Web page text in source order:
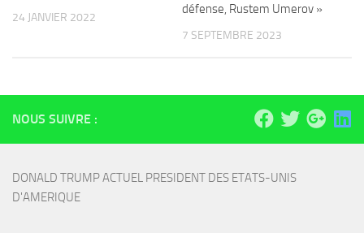
24 JANVIER 2022
défense, Rustem Umerov »
7 SEPTEMBRE 2023
NOUS SUIVRE :
DONALD TRUMP ACTUEL PRESIDENT DES ETATS-UNIS
D'AMERIQUE